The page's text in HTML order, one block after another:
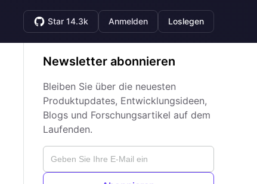
Star 14.3k Anmelden Loslegen
Newsletter abonnieren
Bleiben Sie über die neuesten
Produktupdates, Entwicklungsideen,
Blogs und Forschungsartikel auf dem
Laufenden.